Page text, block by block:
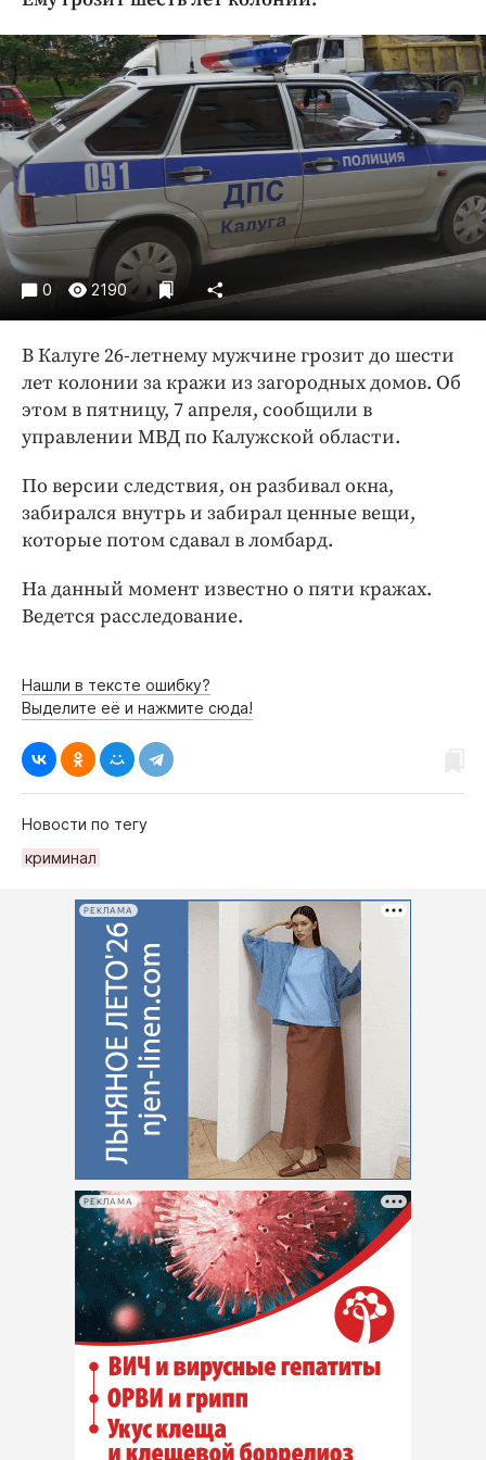
Криминал
Культура
Недвижимость и ЖКХ
Образование
Общество
Погода
Праздники
Происшествия
Спорт
Экономика и бизнес
ПРОЕКТЫ
Блоги
Издания
Интересное чтиво
Клиника года
Бренд года
Работодатель года
0 2190
В Калуге 26-летнему мужчине грозит до шести
лет колонии за кражи из загородных домов. Об
этом в пятницу, 7 апреля, сообщили в
управлении МВД по Калужской области.
По версии следствия, он разбивал окна,
забирался внутрь и забирал ценные вещи,
которые потом сдавал в ломбард.
На данный момент известно о пяти кражах.
Ведется расследование.
Нашли в тексте ошибку?
Выделите её и нажмите сюда!
Новости по тегу
криминал
РЕКЛАМА
РЕКЛАМА